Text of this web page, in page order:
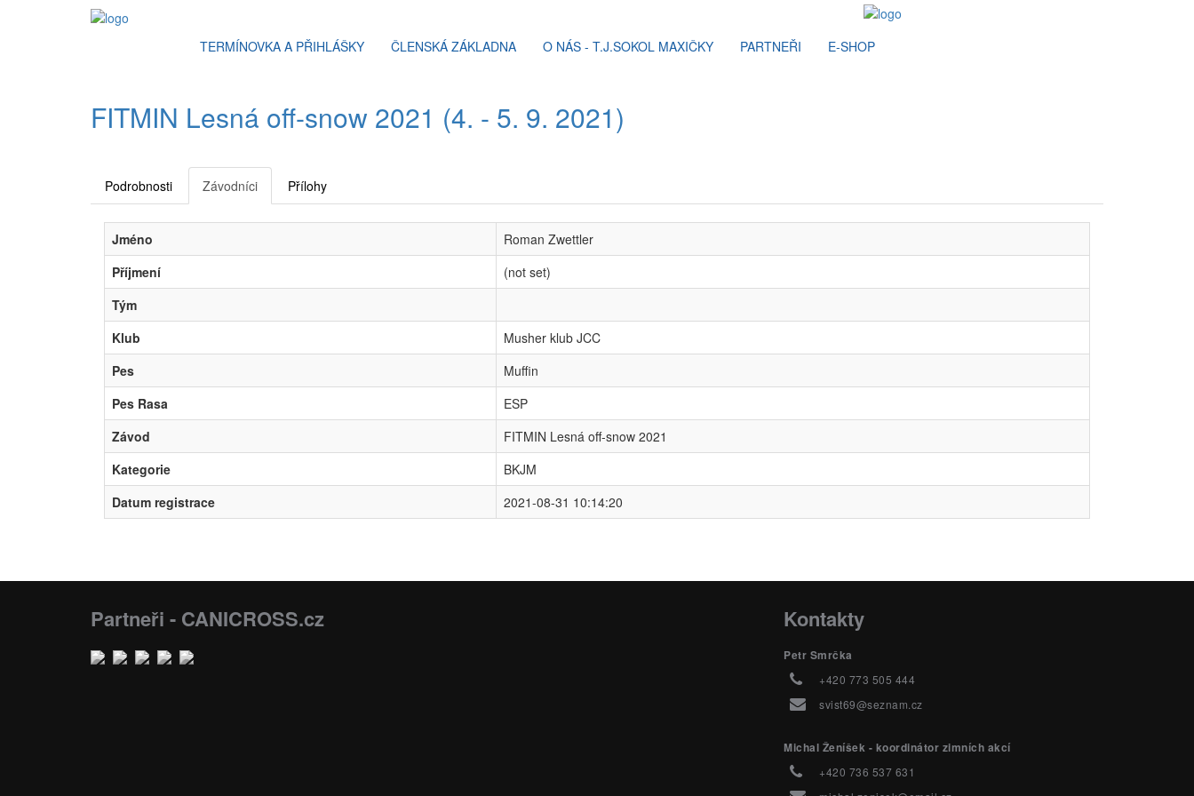
TERMÍNOVKA A PŘIHLÁŠKY ČLENSKÁ ZÁKLADNA O NÁS - T.J.SOKOL MAXIČKY PARTNEŘI E-SHOP
FITMIN Lesná off-snow 2021 (4. - 5. 9. 2021)
Podrobnosti Závodníci Přílohy
Jméno
Roman Zwettler
Příjmení
(not set)
Tým
Klub
Musher klub JCC
Pes
Muffin
Pes Rasa
ESP
Závod
FITMIN Lesná off-snow 2021
Kategorie
BKJM
Datum registrace
2021-08-31 10:14:20
Partneři - CANICROSS.cz Kontakty
Petr Smrčka
+420 773 505 444
svist69@seznam.cz
Michal Ženíšek - koordinátor zimních akcí
+420 736 537 631